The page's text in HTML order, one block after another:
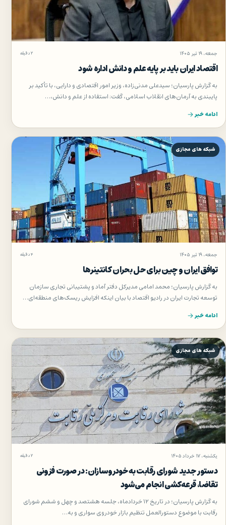
جمعه، ۱۹ تیر ۱۴۰۵ ۲ دقیقه
اقتصاد ایران باید بر پایه علم و دانش اداره شود
به گزارش پارسیان؛ سیدعلی مدنی‌زاده، وزیر امور اقتصادی و دارایی، با تأکید بر
پایبندی به آرمان‌های انقلاب اسلامی، گفت: استفاده از علم و دانش،…
ادامه خبر
شبکه های مجازی
جمعه، ۱۹ تیر ۱۴۰۵ ۴ دقیقه
توافق ایران و چین برای حل بحران کانتینرها
به گزارش پارسیان؛ محمد امامی مدیرکل دفتر آماد و پشتیبانی تجاری سازمان
توسعه تجارت ایران در رادیو اقتصاد با بیان اینکه افزایش ریسک‌های منطقه‌ای…
ادامه خبر
شبکه های مجازی
یکشنبه، ۱۷ خرداد ۱۴۰۵ ۲ دقیقه
دستور جدید شورای رقابت به خودروسازان: در صورت فزونی
تقاضا، قرعه‌کشی انجام می‌شود
به گزارش پارسیان؛ در تاریخ ۱۲ خردادماه، جلسه هشتصد و چهل و ششم شورای
رقابت با موضوع دستورالعمل تنظیم بازار خودروی سواری و به…